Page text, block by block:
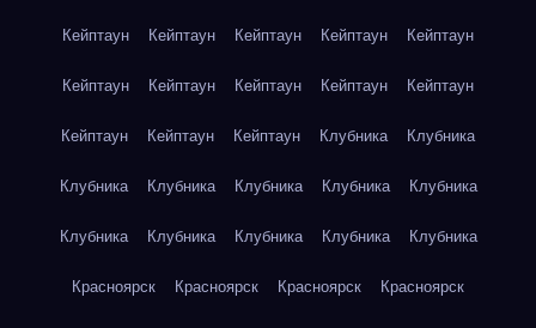
Кейптаун Кейптаун Кейптаун Кейптаун Кейптаун
Кейптаун Кейптаун Кейптаун Кейптаун Кейптаун
Кейптаун Кейптаун Кейптаун Клубника Клубника
Клубника Клубника Клубника Клубника Клубника
Клубника Клубника Клубника Клубника Клубника
Красноярск Красноярск Красноярск Красноярск